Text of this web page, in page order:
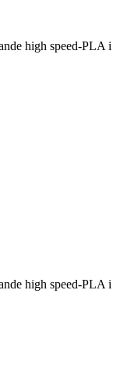
high speed-PLA i
high speed-PLA i